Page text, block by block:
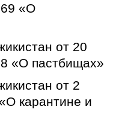
«О
от 20
«О пастбищах»
от 2
карантине и